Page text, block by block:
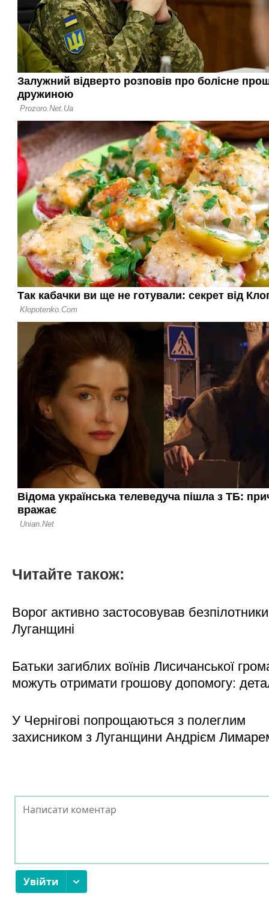
Читайте також:
Ворог активно застосовував
Луганщині
Батьки загиблих воїнів Лисичанської
можуть отримати грошову допомогу:
У Чернігові попрощаються з полеглим
захисником з Луганщини Андрієм